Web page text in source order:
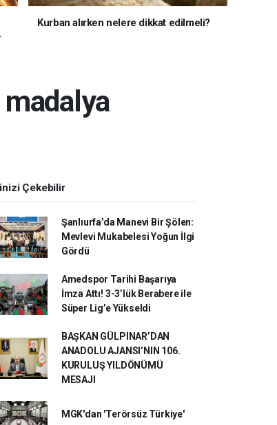
Kurban alırken nelere dikkat edilmeli?
Çekebilir
Şanlıurfa’da Manevi Bir Şölen:
Mevlevi Mukabelesi Yoğun İlgi
Gördü
Amedspor Tarihi Başarıya
İmza Attı! 3-3’lük Berabere ile
Süper Lig’e Yükseldi
BAŞKAN GÜLPINAR’DAN
ANADOLU AJANSI’NIN 106.
KURULUŞ YILDÖNÜMÜ
MESAJI
MGK'dan 'Terörsüz Türkiye'